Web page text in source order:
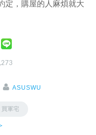
定，購屋的人麻煩就大
ASUSWU
買軍宅